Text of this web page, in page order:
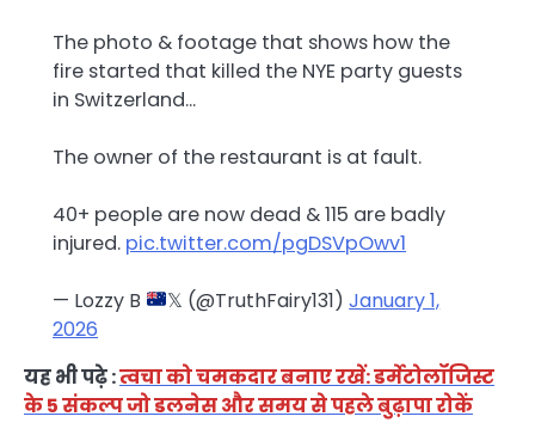
The photo & footage that shows how the
fire started that killed the NYE party guests
in Switzerland…
The owner of the restaurant is at fault.
40+ people are now dead & 115 are badly
injured. pic.twitter.com/pgDSVpOwv1
— Lozzy B 𝕏 (@TruthFairy131)January 1,
2026
यह भी पढ़े :त्वचा को चमकदार बनाए रखें: डर्मेटोलॉजिस्ट
के 5 संकल्प जो डलनेस और समय से पहले बुढ़ापा रोकें